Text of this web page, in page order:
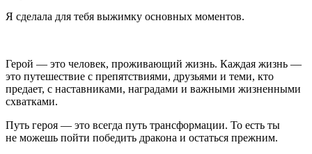
Я сделала для тебя выжимку основных моментов.
Герой — это человек, проживающий жизнь. Каждая жизнь —
это путешествие с препятствиями, друзьями и теми, кто
предает, с наставниками, наградами и важными жизненными
схватками.
Путь героя — это всегда путь трансформации. То есть ты
не можешь пойти победить дракона и остаться прежним.